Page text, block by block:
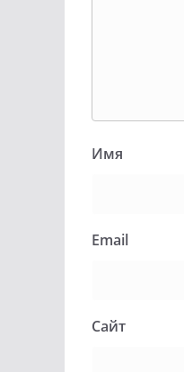
Имя
Email
Сайт